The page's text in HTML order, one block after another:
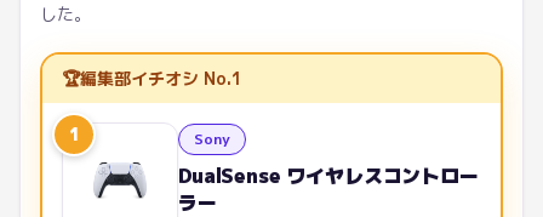
した。
🏆編集部イチオシ No.1
1 Sony
DualSense ワイヤレスコントロー
ラー